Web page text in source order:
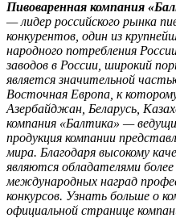
Пивоваренная компания
— лидер российского рынка
конкурентов, один из
народного потребления
заводов в России, широкий
является значительной
Восточная Европа, к
Азербайджан, Беларусь,
компания «Балтика» —
продукция компании
мира. Благодаря высокому
являются обладателями более
международных наград
конкурсов. Узнать больше о
официальной странице